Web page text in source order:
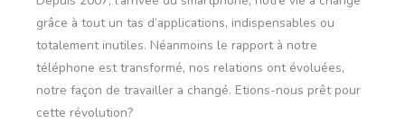
grâce à tout un tas d’applications, indispensables ou
totalement inutiles. Néanmoins le rapport à notre
téléphone est transformé, nos relations ont évoluées,
notre façon de travailler a changé. Etions-nous prêt pour
cette révolution?